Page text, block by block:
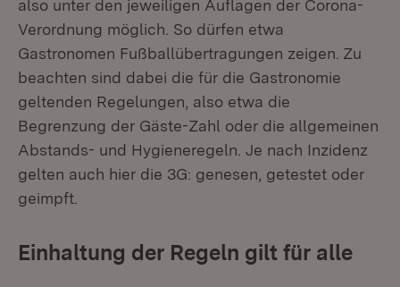
also unter den jeweiligen Auflagen der Corona-
Verordnung möglich. So dürfen etwa
Gastronomen Fußballübertragungen zeigen. Zu
beachten sind dabei die für die Gastronomie
geltenden Regelungen, also etwa die
Begrenzung der Gäste-Zahl oder die allgemeinen
Abstands- und Hygieneregeln. Je nach Inzidenz
gelten auch hier die 3G: genesen, getestet oder
geimpft.
Einhaltung der Regeln gilt für alle